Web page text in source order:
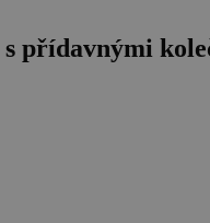
přídavnými